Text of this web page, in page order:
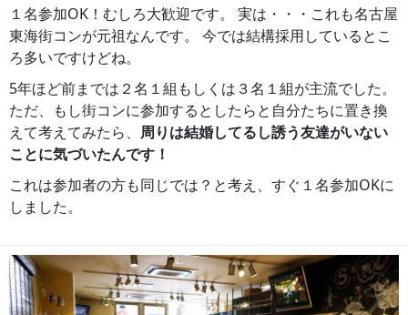
１名参加OK！むしろ大歓迎です。 実は・・・これも名古屋
東海街コンが元祖なんです。 今では結構採用しているとこ
ろ多いですけどね。
5年ほど前までは２名１組もしくは３名１組が主流でした。
ただ、もし街コンに参加するとしたらと自分たちに置き換
えて考えてみたら、 周りは結婚してるし誘う友達がいない
ことに気づいたんです！
これは参加者の方も同じでは？と考え、すぐ１名参加OKに
しました。